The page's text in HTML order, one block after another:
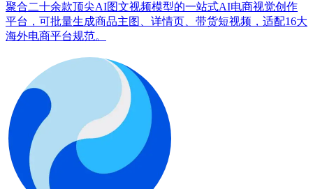
聚合二十余款顶尖AI图文视频模型的一站式AI电商视觉创作
平台，可批量生成商品主图、详情页、带货短视频，适配16大
海外电商平台规范。